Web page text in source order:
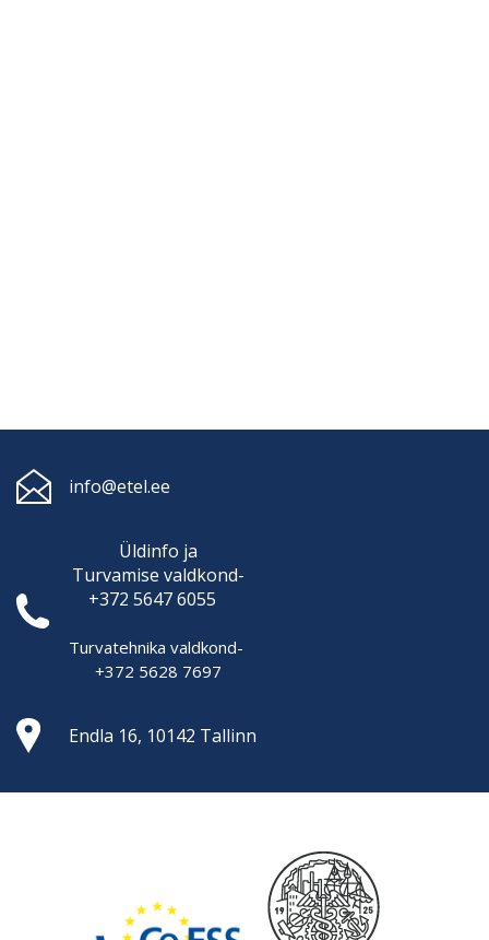
info@etel.ee
Üldinfo ja
Turvamise valdkond-
+372 5647 6055
Turvatehnika valdkond-
+372 5628 7697
Endla 16, 10142 Tallinn